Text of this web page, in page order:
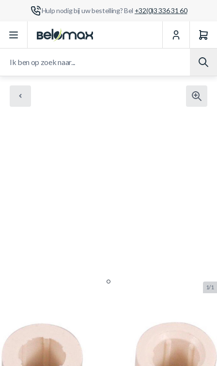
Hulp nodig bij uw bestelling? Bel +32(0)3 336 31 60
Ga naar de inhoud
1/1
(per stuk)
BUF.3043.130.PS Tweeten